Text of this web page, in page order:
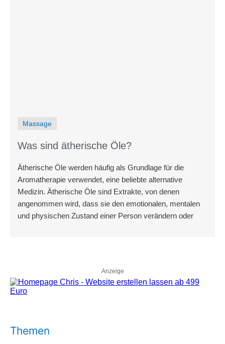
Massage
Was sind ätherische Öle?
Ätherische Öle werden häufig als Grundlage für die
Aromatherapie verwendet, eine beliebte alternative
Medizin. Ätherische Öle sind Extrakte, von denen
angenommen wird, dass sie den emotionalen, mentalen
und physischen Zustand einer Person verändern oder
Anzeige
Themen